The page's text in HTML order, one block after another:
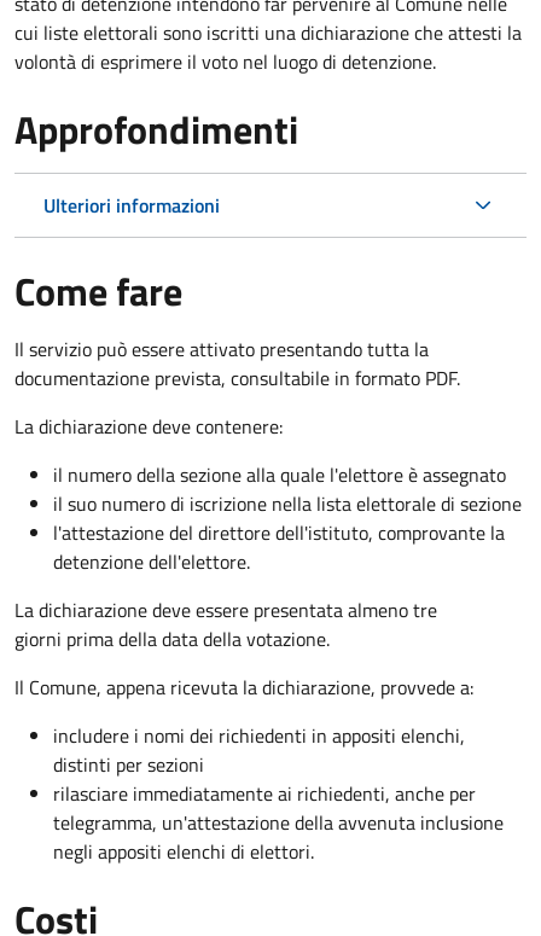
cui liste elettorali sono iscritti una dichiarazione che attesti la
volontà di esprimere il voto nel luogo di detenzione.
Approfondimenti
Ulteriori informazioni
Come fare
Il servizio può essere attivato presentando tutta la
documentazione prevista, consultabile in formato PDF.
La dichiarazione deve contenere:
il numero della sezione alla quale l'elettore è assegnato
il suo numero di iscrizione nella lista elettorale di sezione
l'attestazione del direttore dell'istituto, comprovante la
detenzione dell'elettore.
La dichiarazione deve essere presentata almeno tre
giorni prima della data della votazione.
Il Comune, appena ricevuta la dichiarazione, provvede a:
includere i nomi dei richiedenti in appositi elenchi,
distinti per sezioni
rilasciare immediatamente ai richiedenti, anche per
telegramma, un'attestazione della avvenuta inclusione
negli appositi elenchi di elettori.
Costi